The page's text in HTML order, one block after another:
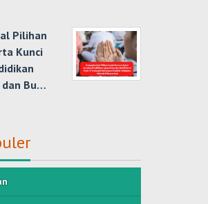
Pilihan
Kunci
dan Bu…